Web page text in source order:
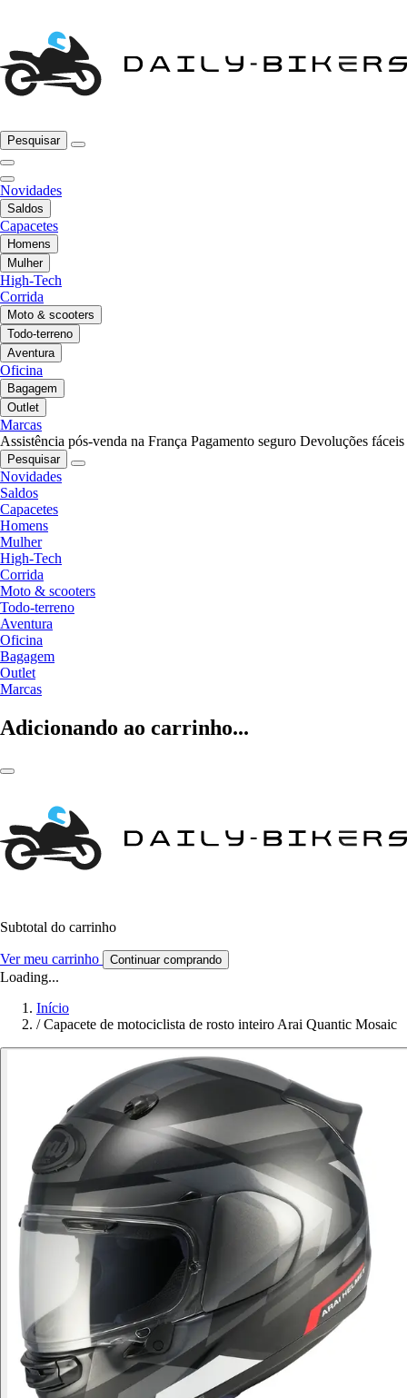
Pesquisar
Novidades
Saldos
Capacetes
Homens
Mulher
High-Tech
Corrida
Moto & scooters
Todo-terreno
Aventura
Oficina
Bagagem
Outlet
Marcas
Assistência pós-venda na França Pagamento seguro Devoluções fáceis
Pesquisar
Novidades
Saldos
Capacetes
Homens
Mulher
High-Tech
Corrida
Moto & scooters
Todo-terreno
Aventura
Oficina
Bagagem
Outlet
Marcas
Adicionando ao carrinho...
Subtotal do carrinho
Ver meu carrinho Continuar comprando
Loading...
Início
/ Capacete de motociclista de rosto inteiro Arai Quantic Mosaic